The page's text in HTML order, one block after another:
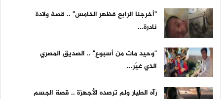
"أخرجنا الرابع فظهر الخامس" .. قصة ولادة
نادرة...
"وحيد مات من أسبوع" .. الصديق المصري
الذي غيّر...
رآه الطيار ولم ترصده الأجهزة .. قصة الجسم